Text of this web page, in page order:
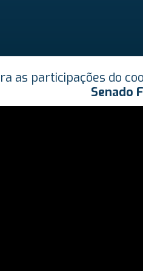
as participações do
Senado